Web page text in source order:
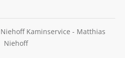
Kaminservice - Matthias
Niehoff